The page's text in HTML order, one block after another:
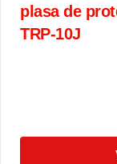
plasa de
TRP-10J